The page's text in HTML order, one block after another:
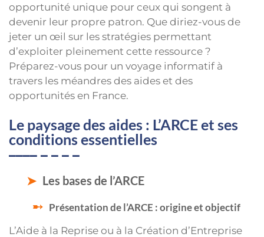
opportunité unique pour ceux qui songent à
devenir leur propre patron. Que diriez-vous de
jeter un œil sur les stratégies permettant
d’exploiter pleinement cette ressource ?
Préparez-vous pour un voyage informatif à
travers les méandres des aides et des
opportunités en France.
Le paysage des aides : L’ARCE et ses
conditions essentielles
Les bases de l’ARCE
Présentation de l’ARCE : origine et objectif
L’Aide à la Reprise ou à la Création d’Entreprise